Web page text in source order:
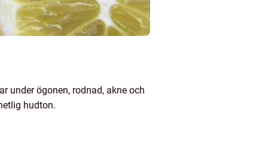
under ögonen, rodnad, akne och
hudton.